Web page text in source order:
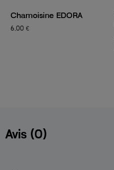
EDORA ARGENT CLASSIQUE
Bracelet Mixte
Avis (0)